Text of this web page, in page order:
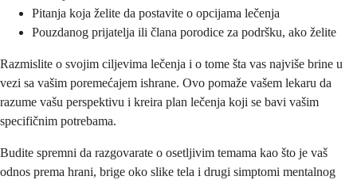
Pitanja koja želite da postavite o opcijama lečenja
Pouzdanog prijatelja ili člana porodice za podršku, ako želite
Razmislite o svojim ciljevima lečenja i o tome šta vas najviše brine u
vezi sa vašim poremećajem ishrane. Ovo pomaže vašem lekaru da
razume vašu perspektivu i kreira plan lečenja koji se bavi vašim
specifičnim potrebama.
Budite spremni da razgovarate o osetljivim temama kao što je vaš
odnos prema hrani, brige oko slike tela i drugi simptomi mentalnog